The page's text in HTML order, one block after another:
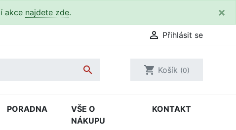
akce najdete zde. ×
 Přihlásit se
 shopping_cart Košík (0)
PORADNA
VŠE O
NÁKUPU
KONTAKT